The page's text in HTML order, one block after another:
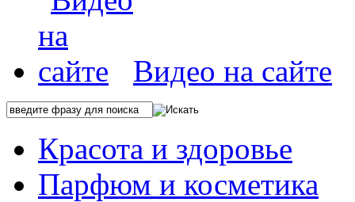
Видео на сайте
Красота и здоровье
Парфюм и косметика